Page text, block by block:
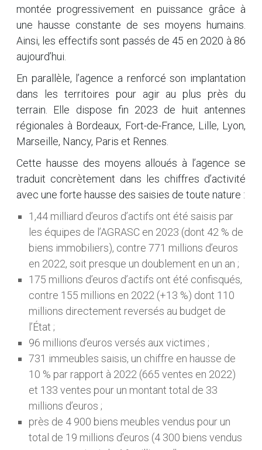
montée progressivement en puissance grâce à
une hausse constante de ses moyens humains.
Ainsi, les effectifs sont passés de 45 en 2020 à 86
aujourd’hui.
En parallèle, l’agence a renforcé son implantation
dans les territoires pour agir au plus près du
terrain. Elle dispose fin 2023 de huit antennes
régionales à Bordeaux, Fort-de-France, Lille, Lyon,
Marseille, Nancy, Paris et Rennes.
Cette hausse des moyens alloués à l’agence se
traduit concrètement dans les chiffres d’activité
avec une forte hausse des saisies de toute nature :
1,44 milliard d’euros d’actifs ont été saisis par
les équipes de l’AGRASC en 2023 (dont 42 % de
biens immobiliers), contre 771 millions d’euros
en 2022, soit presque un doublement en un an ;
175 millions d’euros d’actifs ont été confisqués,
contre 155 millions en 2022 (+13 %) dont 110
millions directement reversés au budget de
l’État ;
96 millions d’euros versés aux victimes ;
731 immeubles saisis, un chiffre en hausse de
10 % par rapport à 2022 (665 ventes en 2022)
et 133 ventes pour un montant total de 33
millions d’euros ;
près de 4 900 biens meubles vendus pour un
total de 19 millions d’euros (4 300 biens vendus